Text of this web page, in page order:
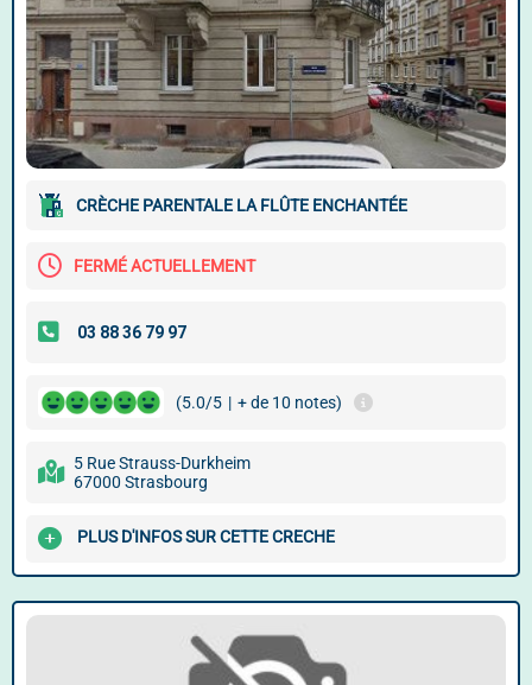
CRÈCHE PARENTALE LA FLÛTE ENCHANTÉE
FERMÉ ACTUELLEMENT
(5.0/5 | + de 10 notes)
5 Rue Strauss-Durkheim
67000 Strasbourg
PLUS D'INFOS SUR CETTE CRECHE